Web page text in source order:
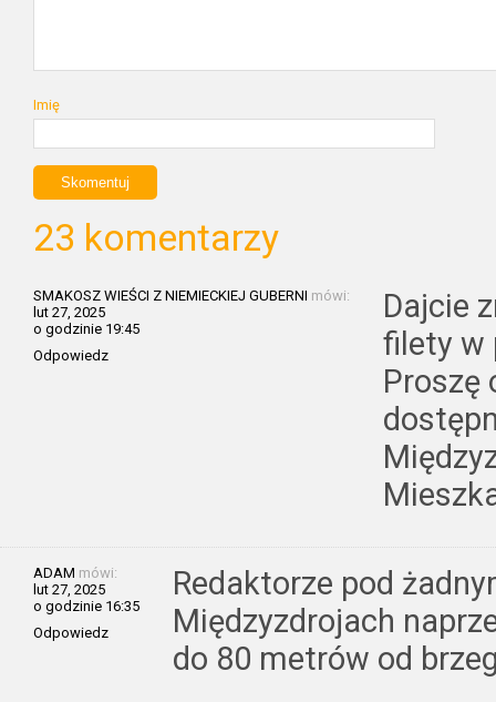
Imię
23 komentarzy
SMAKOSZ WIEŚCI Z NIEMIECKIEJ GUBERNI mówi:
lut 27, 2025
o godzinie 19:45
Odpowiedz
Dajcie
filety w
Proszę
ADAM mówi:
lut 27, 2025
o godzinie 16:35
Odpowiedz
Redaktorze pod
Międzyzdrojach
do 80 metrów od